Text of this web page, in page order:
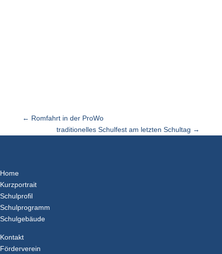
← Romfahrt in der ProWo
traditionelles Schulfest am letzten Schultag →
Home
Kurzportrait
Schulprofil
Schulprogramm
Schulgebäude
Kontakt
Förderverein